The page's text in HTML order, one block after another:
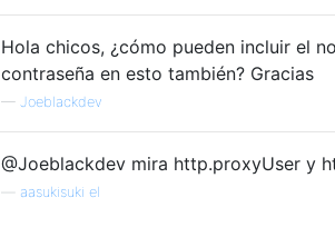
Hola chicos, ¿cómo pueden incluir el
contraseña en esto también? Gracias
— Joeblackdev
@Joeblackdev mira http.proxyUser y
aasukisuki el